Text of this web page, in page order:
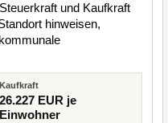
und Kaufkraft
hinweisen,
Kaufkraft
26.227 EUR je
Einwohner